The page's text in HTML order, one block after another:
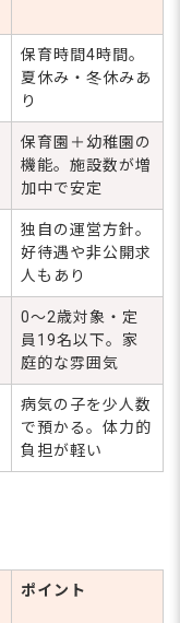
保育時間4時間。
夏休み・冬休みあ
り
保育園＋幼稚園の
機能。施設数が増
加中で安定
独自の運営方針。
好待遇や非公開求
人もあり
0～2歳対象・定
員19名以下。家
庭的な雰囲気
病気の子を少人数
で預かる。体力的
負担が軽い
ポイント